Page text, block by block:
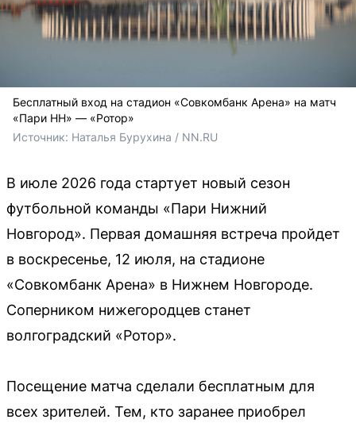
Бесплатный вход на стадион «Совкомбанк Арена» на матч
«Пари НН» — «Ротор»
Источник: Наталья Бурухина / NN.RU
В июле 2026 года стартует новый сезон
футбольной команды «Пари Нижний
Новгород». Первая домашняя встреча пройдет
в воскресенье, 12 июля, на стадионе
«Совкомбанк Арена» в Нижнем Новгороде.
Соперником нижегородцев станет
волгоградский «Ротор».
Посещение матча сделали бесплатным для
всех зрителей. Тем, кто заранее приобрел